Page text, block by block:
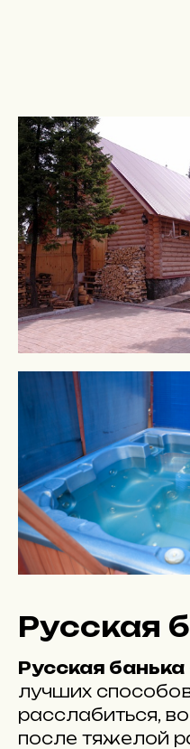
Русская
Русская банька
лучших
расслабиться,
после тяжелой